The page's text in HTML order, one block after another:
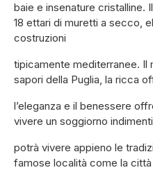
baie e insenature cristalline.
18 ettari di muretti a secco,
costruzioni
tipicamente mediterranee. Il
sapori della Puglia, la ricca
l’eleganza e il benessere
vivere un soggiorno
potrà vivere appieno le
famose località come la città